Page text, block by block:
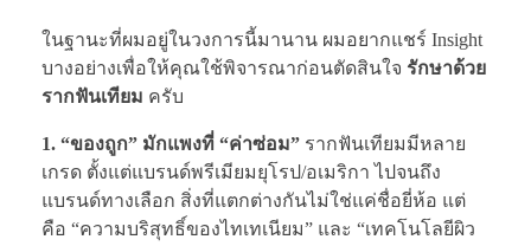
ในฐานะที่ผมอยู่ในวงการนี้มานาน ผมอยากแชร์ Insight
บางอย่างเพื่อให้คุณใช้พิจารณาก่อนตัดสินใจ รักษาด้วย
รากฟันเทียม ครับ
1. “ของถูก” มักแพงที่ “ค่าซ่อม” รากฟันเทียมมีหลาย
เกรด ตั้งแต่แบรนด์พรีเมียมยุโรป/อเมริกา ไปจนถึง
แบรนด์ทางเลือก สิ่งที่แตกต่างกันไม่ใช่แค่ชื่อยี่ห้อ แต่
คือ “ความบริสุทธิ์ของไทเทเนียม” และ “เทคโนโลยีผิว